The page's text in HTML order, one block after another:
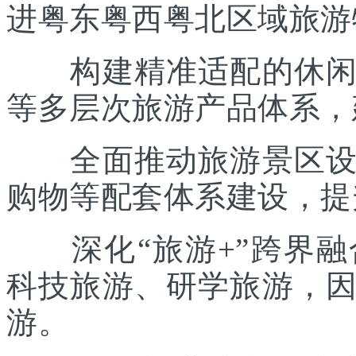
进粤东粤西粤北区域旅
构建精准适配的休闲
等多层次旅游产品体系
全面推动旅游景区设
购物等配套体系建设，
深化“旅游+”跨界融
科技旅游、研学旅游，
游。